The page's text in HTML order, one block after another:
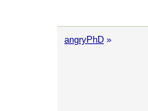
angryPhD »